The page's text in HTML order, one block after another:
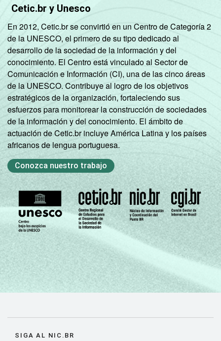
Cetic.br y Unesco
En 2012, Cetic.br se convirtió en un Centro de Categoría 2
de la UNESCO, el primero de su tipo dedicado al
desarrollo de la sociedad de la información y del
conocimiento. El Centro está vinculado al Sector de
Comunicación e Información (CI), una de las cinco áreas
de la UNESCO. Contribuye al logro de los objetivos
estratégicos de la organización, fortaleciendo sus
esfuerzos para monitorear la construcción de sociedades
de la información y del conocimiento. El ámbito de
actuación de Cetic.br incluye América Latina y los países
africanos de lengua portuguesa.
Conozca nuestro trabajo
SIGA AL NIC.BR